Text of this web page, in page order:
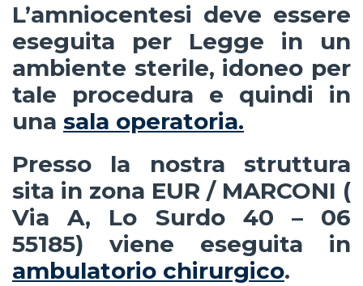
L’amniocentesi deve essere
eseguita per Legge in un
ambiente sterile, idoneo per
tale procedura e quindi in
una sala operatoria.
Presso la nostra struttura
sita in zona EUR / MARCONI (
Via A, Lo Surdo 40 – 06
55185) viene eseguita in
ambulatorio chirurgico.